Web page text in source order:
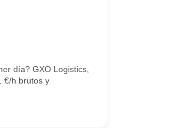
día? GXO Logistics,
€/h brutos y